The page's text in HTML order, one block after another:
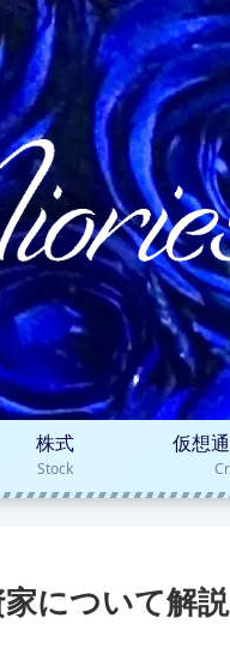
株式
Stock
仮想
について解説